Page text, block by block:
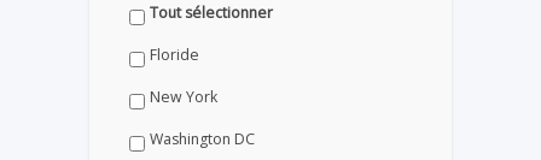
Tout sélectionner
Floride
New York
Washington DC